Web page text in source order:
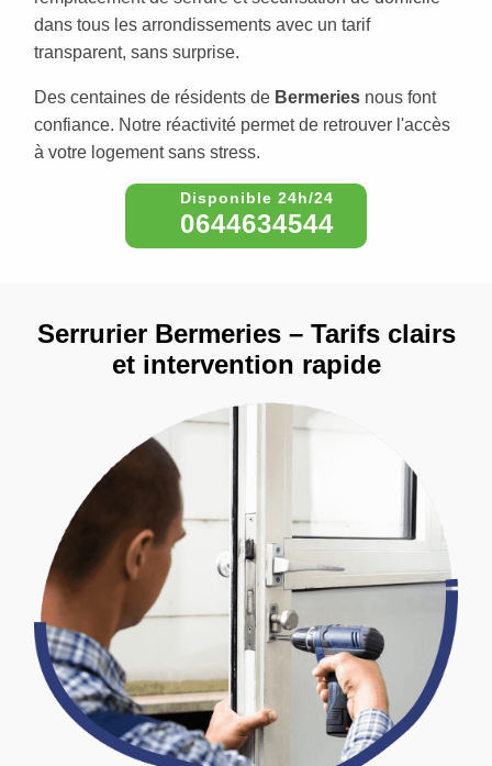
dans tous les arrondissements avec un tarif
transparent, sans surprise.
Des centaines de résidents de Bermeries nous font
confiance. Notre réactivité permet de retrouver l'accès
à votre logement sans stress.
0644634544
Serrurier Bermeries – Tarifs clairs
et intervention rapide